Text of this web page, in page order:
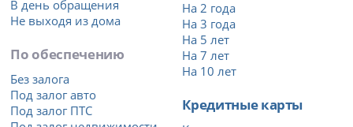
В день обращения
Не выходя из дома
По обеспечению
Без залога
Под залог авто
Под залог ПТС
На 2 года
На 3 года
На 5 лет
На 7 лет
На 10 лет
Кредитные карты